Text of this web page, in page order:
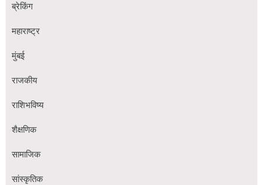
ब्रेकिंग
महाराष्ट्र
मुंबई
राजकीय
राशिभविष्य
शैक्षणिक
सामाजिक
सांस्कृतिक